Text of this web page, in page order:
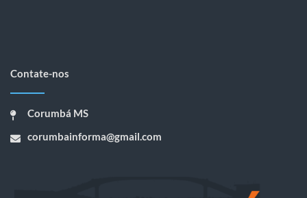
Contate-nos
Corumbá MS
corumbainforma@gmail.com